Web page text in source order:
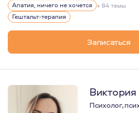
Апатия, ничего не хочется + 84 темы
Гештальт-терапия
Записаться
Виктория
Психолог,